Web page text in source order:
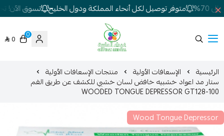
متوفر توصيل لكل أنحاء المملكة ودول الخليج تسوق الآن!
شركة غيداء المتطورة الطبية
0
0
الرئيسية الإسعافات الأولية منتجات الإسعافات الأولية
ستار مد اعواد خشبيه خافض لسان خشبي للكشف عن طريق الفم
WOODED TONGUE DEPRESSOR GT128-100
Wood Tongue Depressor